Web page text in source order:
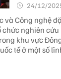
24/12/
và Công nghệ
nghiên cứu
khu vực
tế ở một số